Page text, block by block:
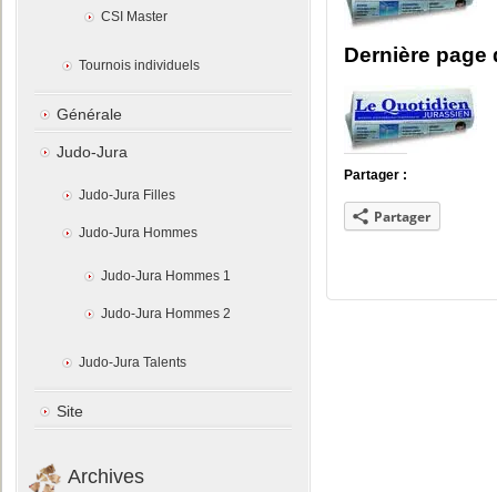
Dernière page
Partager :
Partager
CSI Master
Tournois individuels
Générale
Judo-Jura
Judo-Jura Filles
Judo-Jura Hommes
Judo-Jura Hommes 1
Judo-Jura Hommes 2
Judo-Jura Talents
Site
Archives